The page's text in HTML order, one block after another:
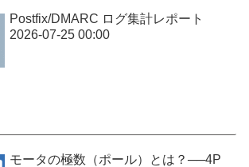
Postfix/DMARC ログ集計レポート
2026-07-25 00:00
モータの極数（ポール）とは？──4P